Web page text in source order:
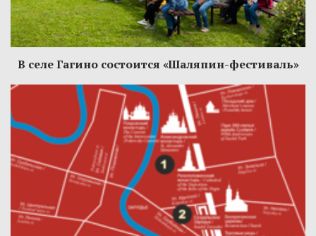
В селе Гагино состоится «Шаляпин-фестиваль»